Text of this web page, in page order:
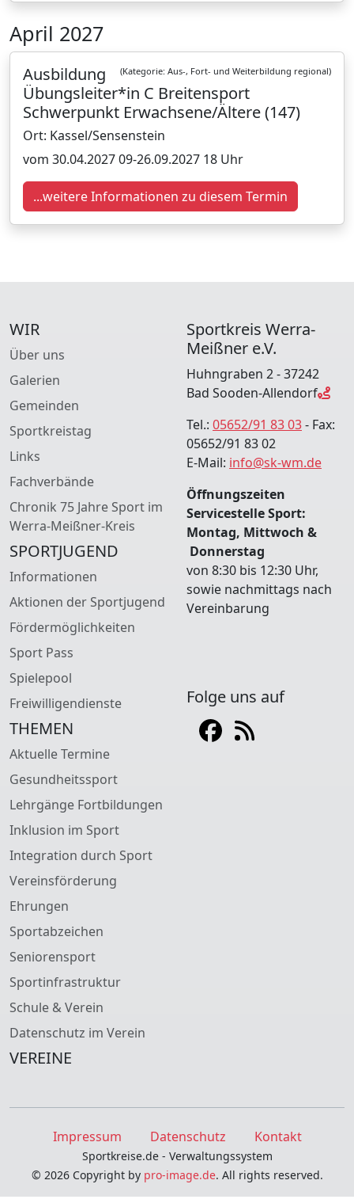
April 2027
(Kategorie: Aus-, Fort- und Weiterbildung regional)
Ausbildung
Übungsleiter*in C Breitensport
Schwerpunkt Erwachsene/Ältere (147)
Ort: Kassel/Sensenstein
vom 30.04.2027 09-26.09.2027 18 Uhr
...weitere Informationen zu diesem Termin
WIR
Über uns
Galerien
Gemeinden
Sportkreistag
Links
Fachverbände
Chronik 75 Jahre Sport im
Werra-Meißner-Kreis
SPORTJUGEND
Informationen
Aktionen der Sportjugend
Fördermöglichkeiten
Sport Pass
Spielepool
Freiwilligendienste
THEMEN
Aktuelle Termine
Gesundheitssport
Lehrgänge Fortbildungen
Inklusion im Sport
Integration durch Sport
Vereinsförderung
Ehrungen
Sportabzeichen
Seniorensport
Sportinfrastruktur
Schule & Verein
Datenschutz im Verein
VEREINE
Sportkreis Werra-
Meißner e.V.
Huhngraben 2 - 37242
Bad Sooden-Allendorf
Tel.: 05652/91 83 03- Fax:
05652/91 83 02
E-Mail: info@sk-wm.de
Öffnungszeiten
Servicestelle Sport:
Montag, Mittwoch &
Donnerstag
von 8:30 bis 12:30 Uhr,
sowie nachmittags nach
Vereinbarung
Folge uns auf
Impressum Datenschutz Kontakt
Sportkreise.de - Verwaltungssystem
© 2026 Copyright by pro-image.de. All rights reserved.